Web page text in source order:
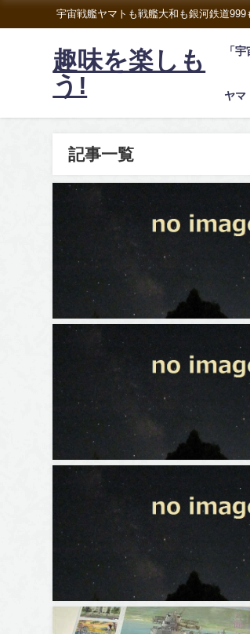
宇宙戦艦ヤマトも戦艦大和も銀河鉄道
趣味を楽しも
う!
「
ヤマ
記事一覧